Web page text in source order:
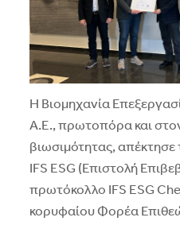
Η Βιομηχανία
Α.Ε., πρωτοπόρα και
βιωσιμότητας,
IFS ESG (Επιστολή
πρωτόκολλο IFS ESG
κορυφαίου Φορέα